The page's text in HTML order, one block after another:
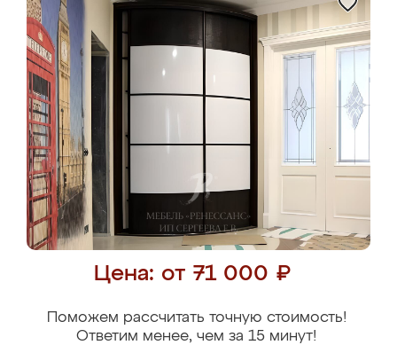
Цена: от 71 000 ₽
Поможем рассчитать точную стоимость!
Ответим менее, чем за 15 минут!